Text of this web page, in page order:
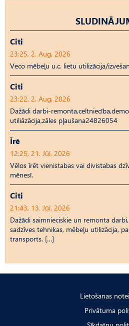
Citi
23:25, 2. Aug, 2026
Veco mēbeļu u.c. lietu utilizācija/
Citi
23:22, 2. Aug, 2026
Dažādi darbi-
utiliāzācija,zāles pļaušana24826054
Īrē
12:25, 21. Jūl, 2026
Vēlos īrēt vienistabas vai divistabas
mēnesī.
Citi
21:43, 13. Jūl, 2026
Dažādi saimnieciskie un remonta
sadzīves tehnikas, mēbeļu utilizācija,
transports. […]
Lietošanas
Privātuma